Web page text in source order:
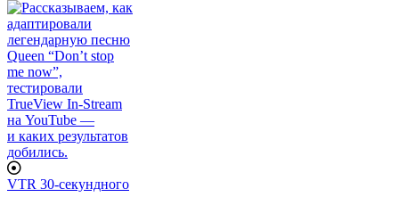
VTR 30-секундного